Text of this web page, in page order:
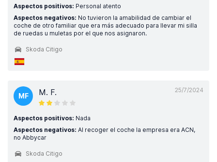
Aspectos positivos: Personal atento
Aspectos negativos: No tuvieron la amabilidad de cambiar el
coche de otro familiar que era más adecuado para llevar mi silla
de ruedas u muletas por el que nos asignaron.
Skoda Citigo
25/7/2024
MF M. F.
Aspectos positivos: Nada
Aspectos negativos: Al recoger el coche la empresa era ACN,
no Abbycar
Skoda Citigo